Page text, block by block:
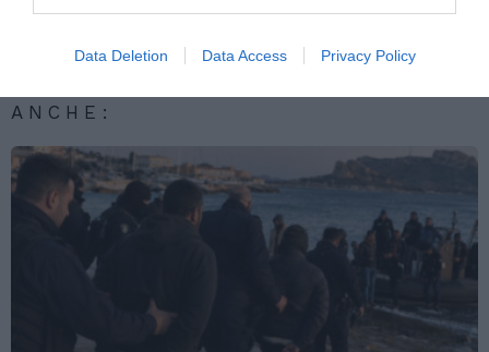
Data Deletion Data Access Privacy Policy
ANCHE: